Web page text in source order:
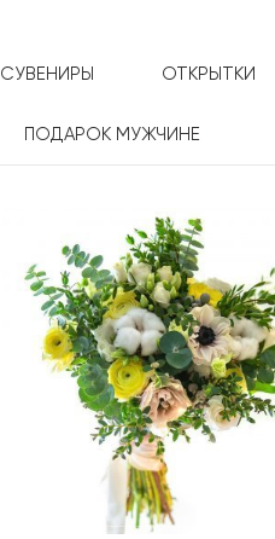
СУВЕНИРЫ ОТКРЫТКИ
ПОДАРОК МУЖЧИНЕ